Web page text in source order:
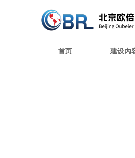
首页 建设内